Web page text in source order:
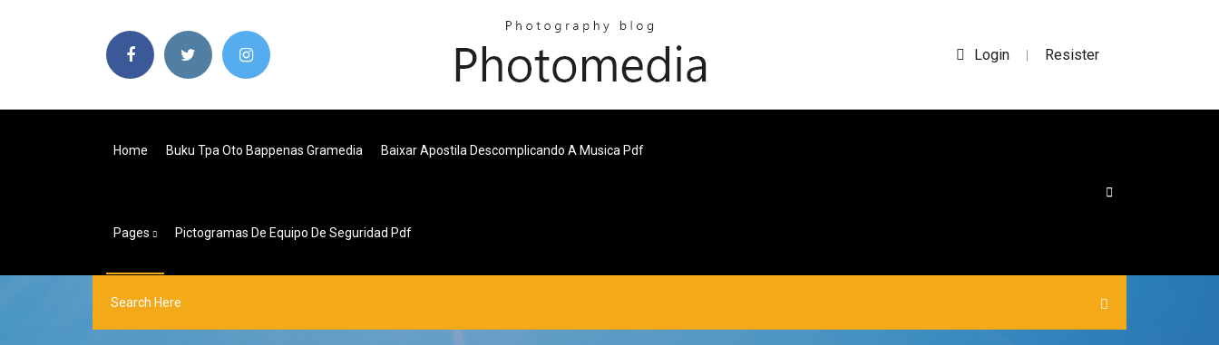
Login | Resister
Home Buku Tpa Oto Bappenas Gramedia Baixar Apostila Descomplicando A Musica Pdf
Pages Pictogramas De Equipo De Seguridad Pdf